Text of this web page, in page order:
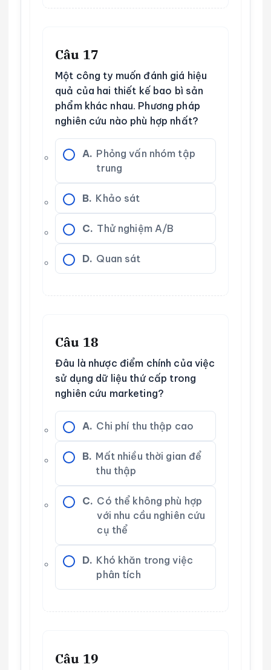
Câu 17
Một công ty muốn đánh giá hiệu
quả của hai thiết kế bao bì sản
phẩm khác nhau. Phương pháp
nghiên cứu nào phù hợp nhất?
A. Phỏng vấn nhóm tập
trung
B. Khảo sát
C. Thử nghiệm A/B
D. Quan sát
Câu 18
Đâu là nhược điểm chính của việc
sử dụng dữ liệu thứ cấp trong
nghiên cứu marketing?
A. Chi phí thu thập cao
B. Mất nhiều thời gian để
thu thập
C. Có thể không phù hợp
với nhu cầu nghiên cứu
cụ thể
D. Khó khăn trong việc
phân tích
Câu 19